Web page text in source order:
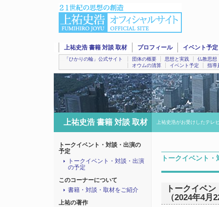
上祐史浩 書籍 対談 取材 プロフィール イベント予定
「ひかりの輪」公式サイト 団体の概要 思想と実践
仏教思想
オウムの清算
イベント予定 指導
上祐史浩 書籍 対談 取材 上祐史浩がお受けしたテレ
トークイベント
トークイベ
（2024年4月
トークイベント・対談・出演の
予定
トークイベント・対談・出演
の予定
このコーナーについて
書籍・対談・取材をご紹介
上祐の著作